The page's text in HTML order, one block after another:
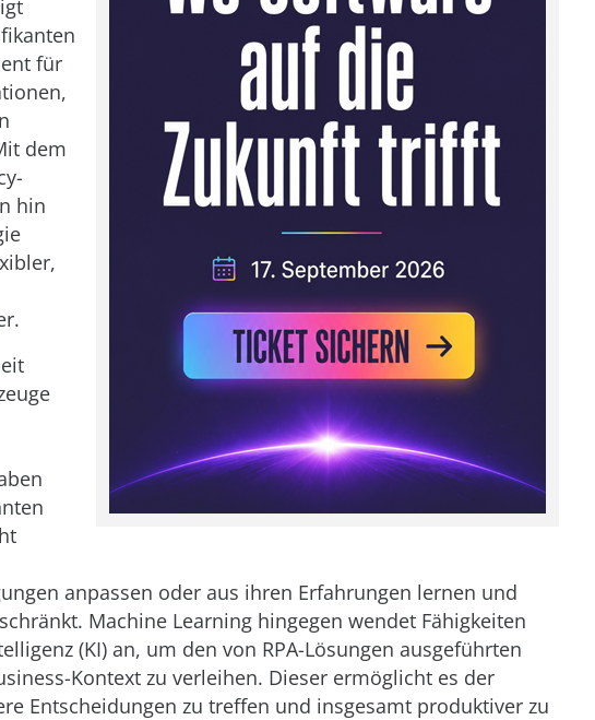
für
dem
hin
anpassen oder aus ihren Erfahrungen lernen und
Machine Learning hingegen wendet Fähigkeiten
(KI) an, um den von RPA-Lösungen ausgeführten
Kontext zu verleihen. Dieser ermöglicht es der
Entscheidungen zu treffen und insgesamt produktiver zu